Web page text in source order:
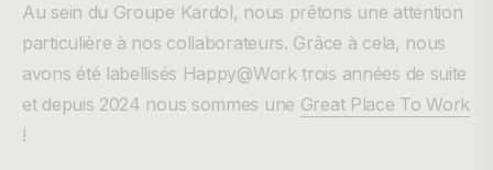
Au sein du Groupe Kardol, nous prêtons une attention
particulière à nos collaborateurs. Grâce à cela, nous
avons été labellisés Happy@Work trois années de suite
et depuis 2024 nous sommes une Great Place To Work
!